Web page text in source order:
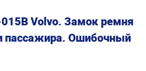
Volvo. Замок ремня
пассажира. Ошибочный